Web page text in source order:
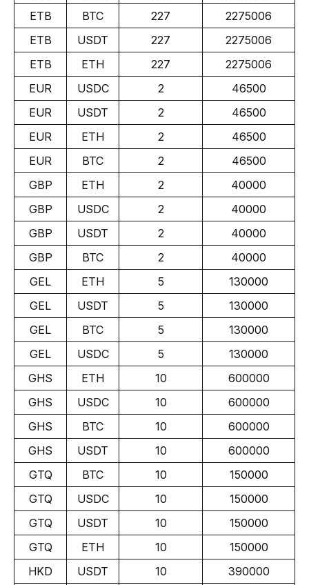
ETB
BTC 227
2275006
ETB
USDT 227
2275006
ETB
ETH 227
2275006
EUR
USDC 2
46500
EUR
USDT 2
46500
EUR
ETH 2
46500
EUR
BTC 2
46500
GBP
ETH 2
40000
GBP
USDC 2
40000
GBP
USDT 2
40000
GBP
BTC 2
40000
GEL
ETH 5
130000
GEL
USDT 5
130000
GEL
BTC 5
130000
GEL
USDC 5
130000
GHS
ETH 10
600000
GHS
USDC 10
600000
GHS
BTC 10
600000
GHS
USDT 10
600000
GTQ
BTC 10
150000
GTQ
USDC 10
150000
GTQ
USDT 10
150000
GTQ
ETH 10
150000
HKD
USDT 10
390000